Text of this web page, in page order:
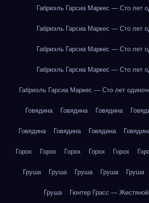
Габриэль Гарсиа Маркес — Сто лет
Габриэль Гарсиа Маркес — Сто лет
Габриэль Гарсиа Маркес — Сто лет
Габриэль Гарсиа Маркес — Сто лет
Габриэль Гарсиа Маркес — Сто лет
Говядина Говядина Говядина
Говядина Говядина Говядина
Горох Горох Горох Горох Горох
Груша Груша Груша Груша Груша
Груша Гюнтер Грасс —